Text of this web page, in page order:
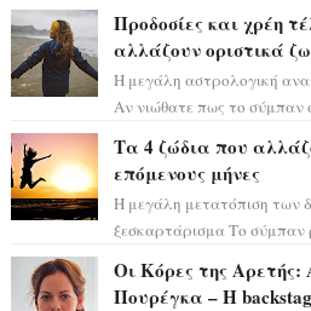
Προδοσίες και χρέη
αλλάζουν οριστικά
Η μεγάλη αστρολογική
Αν νιώθατε πως το σύμπαν
Τα 4 ζώδια που
επόμενους μήνες
Η μεγάλη μετατόπιση των
ξεσκαρτάρισμα Το σύμπαν
Οι Κόρες της
Πουρέγκα – H